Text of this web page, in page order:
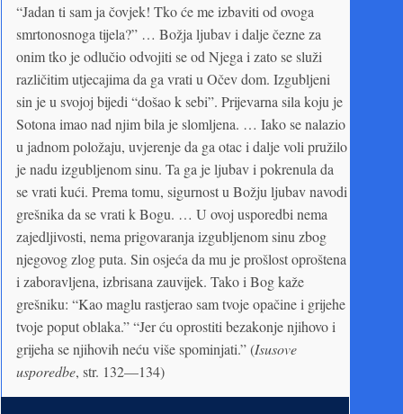
“Jadan ti sam ja čovjek! Tko će me izbaviti od ovoga
smrtonosnoga tijela?” … Božja ljubav i dalje čezne za
onim tko je odlučio odvojiti se od Njega i zato se služi
različitim utjecajima da ga vrati u Očev dom. Izgubljeni
sin je u svojoj bijedi “došao k sebi”. Prijevarna sila koju je
Sotona imao nad njim bila je slomljena. … Iako se nalazio
u jadnom položaju, uvjerenje da ga otac i dalje voli pružilo
je nadu izgubljenom sinu. Ta ga je ljubav i pokrenula da
se vrati kući. Prema tomu, sigurnost u Božju ljubav navodi
grešnika da se vrati k Bogu. … U ovoj usporedbi nema
zajedljivosti, nema prigovaranja izgubljenom sinu zbog
njegovog zlog puta. Sin osjeća da mu je prošlost oproštena
i zaboravljena, izbrisana zauvijek. Tako i Bog kaže
grešniku: “Kao maglu rastjerao sam tvoje opačine i grijehe
tvoje poput oblaka.” “Jer ću oprostiti bezakonje njihovo i
grijeha se njihovih neću više spominjati.” (Isusove
usporedbe, str. 132—134)